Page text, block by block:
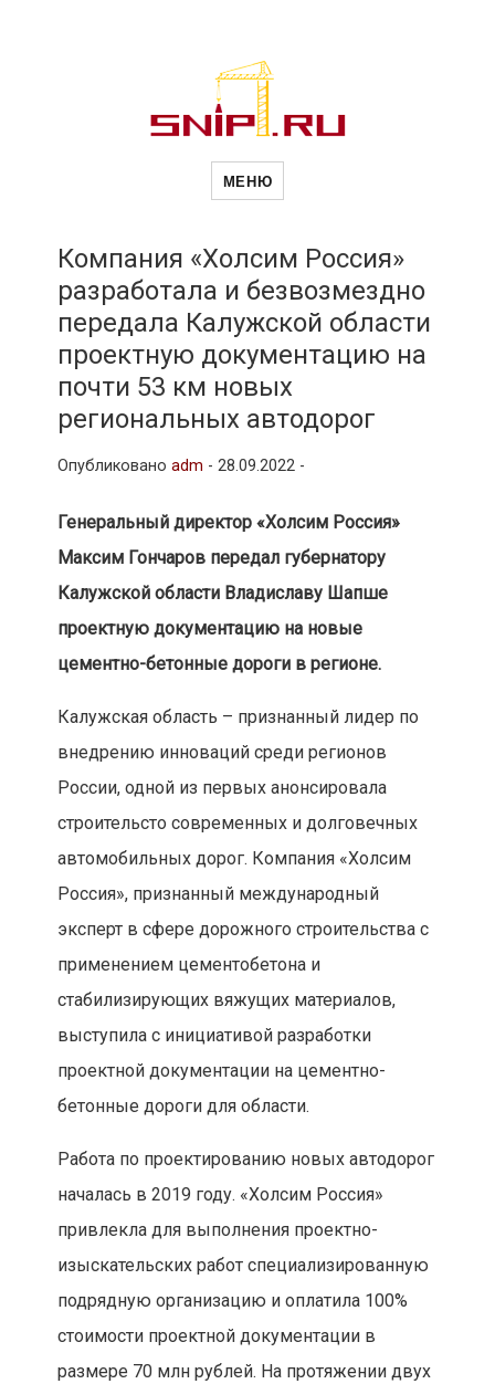
Новости
и
другие связанные со стройкой
рубрики
МЕНЮ
Компания «Холсим Россия»
разработала и безвозмездно
передала Калужской области
проектную документацию на
почти 53 км новых
региональных автодорог
Опубликовано adm - 28.09.2022 -
Генеральный директор «Холсим Россия»
Максим Гончаров передал губернатору
Калужской области Владиславу Шапше
проектную документацию на новые
цементно-бетонные дороги в регионе.
Калужская область – признанный лидер по
внедрению инноваций среди регионов
России, одной из первых анонсировала
строительсто современных и долговечных
автомобильных дорог. Компания «Холсим
Россия», признанный международный
эксперт в сфере дорожного строительства с
применением цементобетона и
стабилизирующих вяжущих материалов,
выступила с инициативой разработки
проектной документации на цементно-
бетонные дороги для области.
Работа по проектированию новых автодорог
началась в 2019 году. «Холсим Россия»
привлекла для выполнения проектно-
изыскательских работ специализированную
подрядную организацию и оплатила 100%
стоимости проектной документации в
размере 70 млн рублей. На протяжении двух